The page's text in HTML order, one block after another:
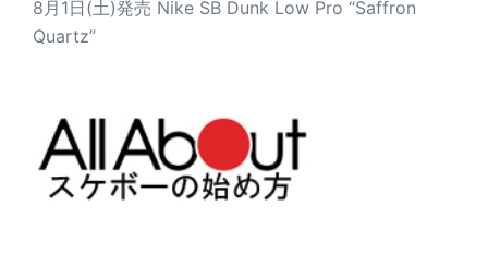
8月1日(土)発売 Nike SB Dunk Low Pro “Saffron
Quartz”